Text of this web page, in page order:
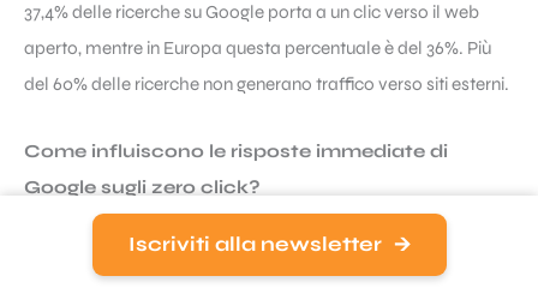
37,4% delle ricerche su Google porta a un clic verso il web
aperto, mentre in Europa questa percentuale è del 36%. Più
del 60% delle ricerche non generano traffico verso siti esterni.
Come influiscono le risposte immediate di
Google sugli zero click?
Le funzionalità di Google come i featured snippets e i
Iscriviti alla newsletter